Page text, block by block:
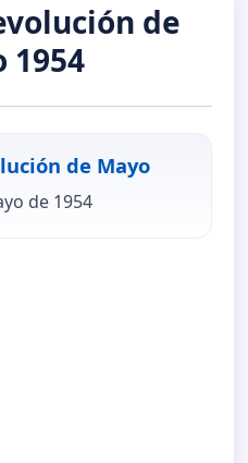
de
1954
de Mayo
de 1954